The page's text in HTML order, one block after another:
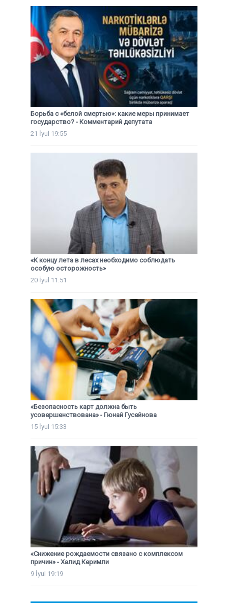
Борьба с «белой смертью»: какие меры принимает
государство? - Комментарий депутата
21 İyul 19:55
«К концу лета в лесах необходимо соблюдать
особую осторожность»
20 İyul 11:51
«Безопасность карт должна быть
усовершенствована» - Гюнай Гусейнова
15 İyul 15:33
«Снижение рождаемости связано с комплексом
причин» - Халид Керимли
9 İyul 19:19